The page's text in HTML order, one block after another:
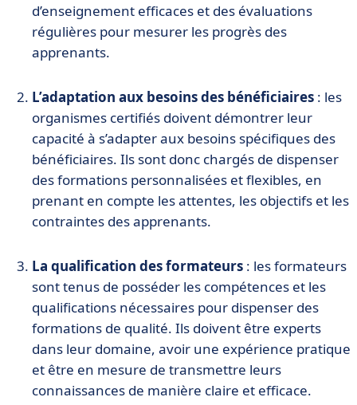
d’enseignement efficaces et des évaluations
régulières pour mesurer les progrès des
apprenants.
L’adaptation aux besoins des bénéficiaires : les
organismes certifiés doivent démontrer leur
capacité à s’adapter aux besoins spécifiques des
bénéficiaires. Ils sont donc chargés de dispenser
des formations personnalisées et flexibles, en
prenant en compte les attentes, les objectifs et les
contraintes des apprenants.
La qualification des formateurs : les formateurs
sont tenus de posséder les compétences et les
qualifications nécessaires pour dispenser des
formations de qualité. Ils doivent être experts
dans leur domaine, avoir une expérience pratique
et être en mesure de transmettre leurs
connaissances de manière claire et efficace.